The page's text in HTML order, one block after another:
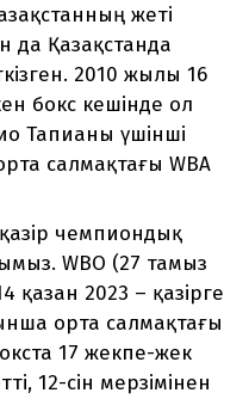
жеті
да Қазақстанда
2010 жылы 16
бокс кешінде ол
Тапианы үшінші
салмақтағы WBA
чемпиондық
WBO (27 тамыз
қазан 2023 – қазірге
орта салмақтағы
17 жекпе-жек
12-сін мерзімінен